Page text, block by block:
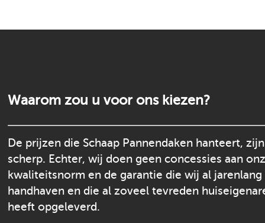
Waarom zou u voor ons kiezen?
De prijzen die Schaap Pannendaken hanteert,
scherp. Echter, wij doen geen concessies aan
kwaliteitsnorm en de garantie die wij al jarenlang
handhaven en die al zoveel tevreden
heeft opgeleverd.